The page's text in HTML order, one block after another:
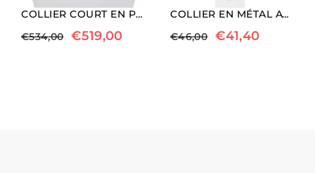
COLLIER COURT EN PERLES BAROQUES
€534,00 €519,00
COLLIER EN MÉTAL AVEC AGATE ET CORAIL FOSSILE
€46,00 €41,40